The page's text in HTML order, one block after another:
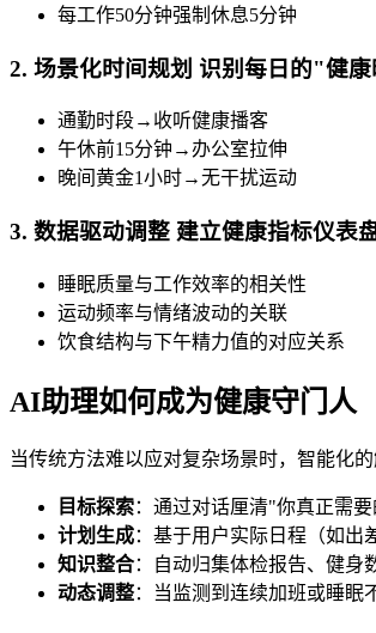
每工作50分钟强制休息5分钟
2. 场景化时间规划 识别每日的"健康
通勤时段→收听健康播客
午休前15分钟→办公室拉伸
晚间黄金1小时→无干扰运动
3. 数据驱动调整 建立健康指标仪表
睡眠质量与工作效率的相关性
运动频率与情绪波动的关联
饮食结构与下午精力值的对应关系
AI助理如何成为健康守门人
当传统方法难以应对复杂场景时，智能化
目标探索：通过对话厘清"你真正需
计划生成：基于用户实际日程（如出
知识整合：自动归集体检报告、健身
动态调整：当监测到连续加班或睡眠